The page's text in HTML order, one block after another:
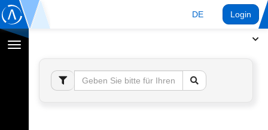
DE Login
Navigation
umschalten